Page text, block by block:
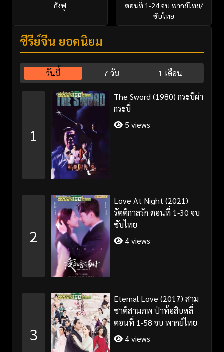
กังฟู
ตอนที่ 1-24 จบ พากย์ไทย/
ซับไทย
ซีรี่ย์จีน ยอดนิยม
วันนี้ 7 วัน 1 เดือน
1
The Sword (1980) กระบี่ผ่า
กระบี่
5 views
2
Love At Night (2021)
รัตติกาลรัก ตอนที่ 1-30 จบ
ซับไทย
4 views
3
Eternal Love (2017) สาม
ชาติสามภพ ป่าท้อสิบหลี่
ตอนที่ 1-58 จบ พากย์ไทย
4 views